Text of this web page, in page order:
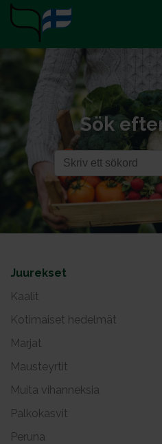
Sök
Juurekset
Kaalit
Kotimaiset hedelmät
Marjat
Mausteyrtit
Muita vihanneksia
Palkokasvit
Peruna